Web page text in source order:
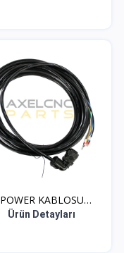
POWER KABLOSU
MITSUBISH...
Ürün Detayları